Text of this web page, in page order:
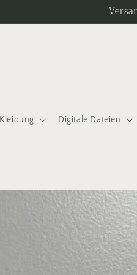
Kleidung Digitale Dateien